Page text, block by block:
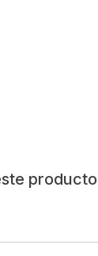
producto